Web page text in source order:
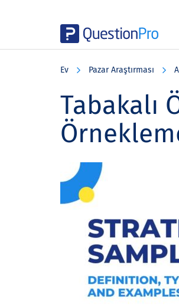
Ev Pazar Araştırması
Tabakalı